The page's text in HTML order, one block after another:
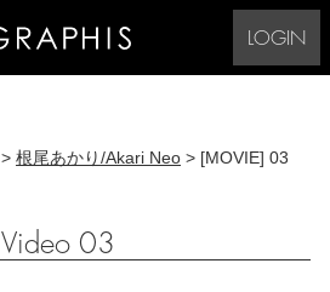
LOGIN
> 根尾あかり/Akari Neo > [MOVIE] 03
Video 03